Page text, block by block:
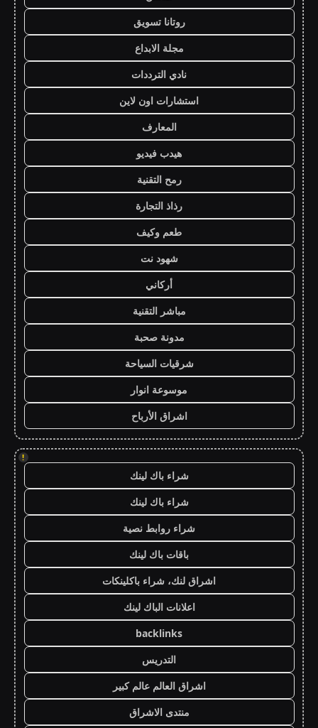
روتانا تسويق
مجلة الابداع
نادي الترددات
استشارات اون لاين
المعارف
هيدب فيديو
رمح التقنية
رذاذ التجارة
طعم وكيف
شهود نت
أركاني
مباشر التقنية
مدونة صحبة
شرقيات السياحة
موسوعة انوار
اشراق الأرباح
!
شراء باك لينك
شراء باك لينك
شراء روابط نصية
باقات باك لينك
اشراق لنك، شراء باكلينكات
اعلانات الباك لينك
backlinks
التدريس
اشراق العالم عالم كبير
منتدى الاشراق